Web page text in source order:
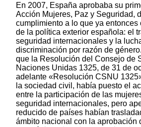
En 2007, España aprobaba su
Acción Mujeres, Paz y Seguridad,
cumplimiento a lo que ya
de la política exterior española: el
seguridad internacionales y la
discriminación por razón de
que la Resolución del Consejo de
Naciones Unidas 1325, de 31 de
adelante «Resolución CSNU
la sociedad civil, había puesto el
entre la participación de las
seguridad internacionales, pero
reducido de países habían
ámbito nacional con la aprobación